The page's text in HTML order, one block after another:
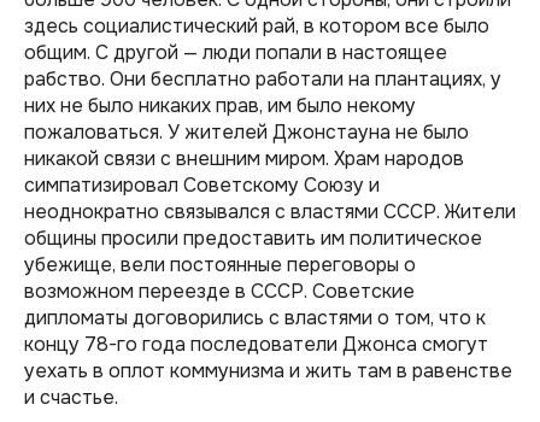
здесь социалистический рай, в котором все было
общим. С другой — люди попали в настоящее
рабство. Они бесплатно работали на плантациях, у
них не было никаких прав, им было некому
пожаловаться. У жителей Джонстауна не было
никакой связи с внешним миром. Храм народов
симпатизировал Советскому Союзу и
неоднократно связывался с властями СССР. Жители
общины просили предоставить им политическое
убежище, вели постоянные переговоры о
возможном переезде в СССР. Советские
дипломаты договорились с властями о том, что к
концу 78-го года последователи Джонса смогут
уехать в оплот коммунизма и жить там в равенстве
и счастье.